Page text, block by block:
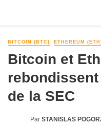
BITCOIN (BTC) ETHEREUM
Bitcoin et
de la SEC
Par STANISLAS